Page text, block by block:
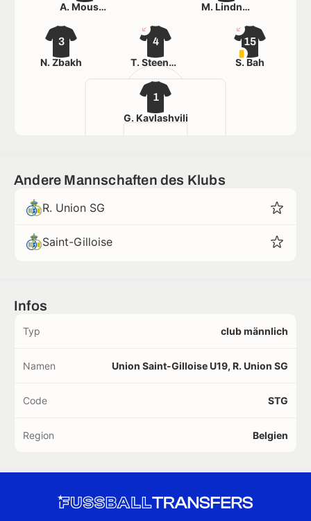
1
G. Kavlashvili
3
N. Zbakh
4
T. Steenhaut
15
S. Bah
A. Moussaoui
M. Lindner
Andere Mannschaften des Klubs
R. Union SG
Saint-Gilloise
Infos
Typ club männlich
Namen Union Saint-Gilloise U19, R. Union SG
Code STG
Region Belgien